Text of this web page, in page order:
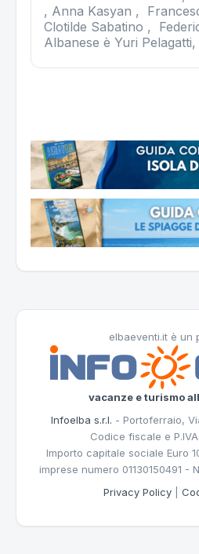
, Anna Kasyan ,
Clotilde Sabatino ,
Albanese è Yuri Pelagatti,
elbaeventi.it è un
vacanze e turismo
Infoelba s.r.l. - Portoferraio,
Codice fiscale e P.IVA
Importo capitale sociale Euro
imprese numero 01130150491 -
Privacy Policy|